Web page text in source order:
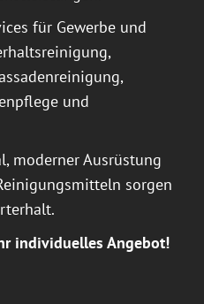
für Gewerbe und
und
moderner Ausrüstung
sorgen
individuelles Angebot!